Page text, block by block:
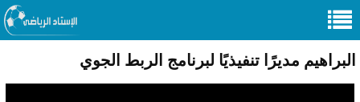
البراهيم مديرًا تنفيذيًا لبرنامج الربط الجوي